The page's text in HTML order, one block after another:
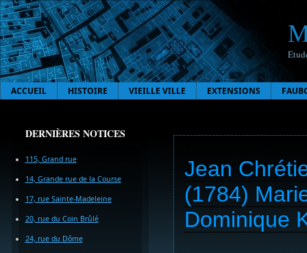
ACCUEIL HISTOIRE VIEILLE VILLE EXTENSIONS
DERNIÈRES NOTICES
115, Grand rue
14, Grande rue de la Course
17, rue Sainte-Madeleine
20, rue du Coin Brûlé
24, rue du Dôme
Jean
(1784)
Dominique